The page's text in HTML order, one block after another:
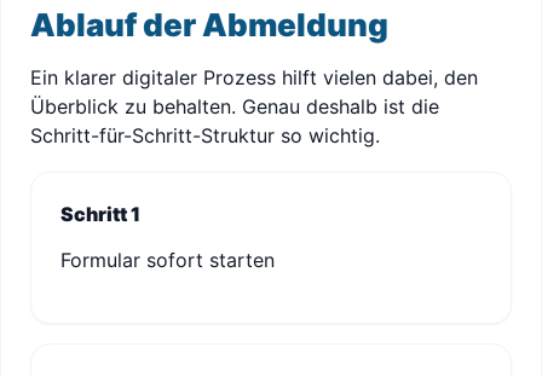
Ablauf der Abmeldung
Ein klarer digitaler Prozess hilft vielen dabei, den
Überblick zu behalten. Genau deshalb ist die
Schritt-für-Schritt-Struktur so wichtig.
Schritt 1
Formular sofort starten